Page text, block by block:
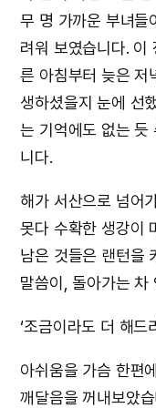
무 명 가까운 부녀들
려워 보였습니다. 이
른 아침부터 늦은 저
생하셨을지 눈에 선
는 기억에도 없는 듯
니다.
해가 서산으로 넘어
못다 수확한 생강이
남은 것들은 랜턴을
말씀이, 돌아가는 차
‘조금이라도 더 해드
아쉬움을 가슴 한편
깨달음을 꺼내보았